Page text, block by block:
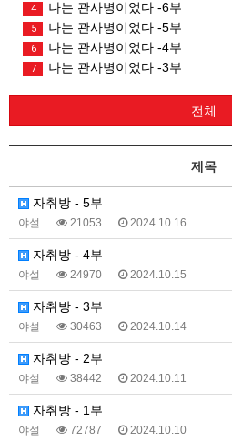
4 나는 관사병이었다 -6부
5 나는 관사병이었다 -5부
6 나는 관사병이었다 -4부
7 나는 관사병이었다 -3부
전체
제목
자취방 - 5부
야설 21053 2024.10.16
자취방 - 4부
야설 24970 2024.10.15
자취방 - 3부
야설 30463 2024.10.14
자취방 - 2부
야설 38442 2024.10.11
자취방 - 1부
야설 72787 2024.10.10